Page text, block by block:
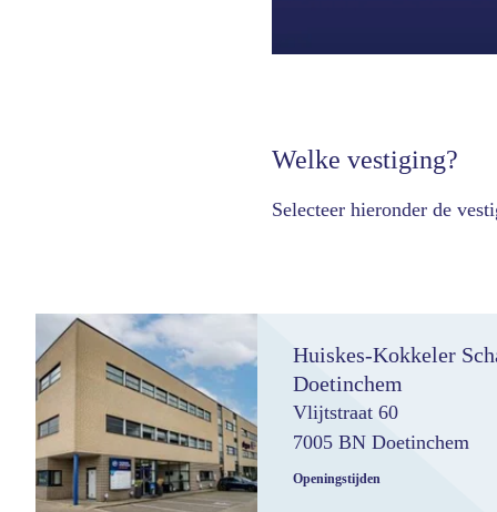
Welke vestiging?
Selecteer hieronder de
Huiskes-Kokkeler
Doetinchem
Vlijtstraat 60
7005 BN Doetinchem
Openingstijden